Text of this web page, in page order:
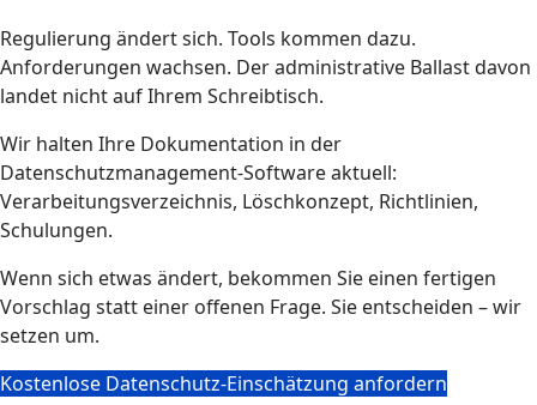
Regulierung ändert sich. Tools kommen dazu.
Anforderungen wachsen. Der administrative Ballast davon
landet nicht auf Ihrem Schreibtisch.
Wir halten Ihre Dokumentation in der
Datenschutzmanagement-Software aktuell:
Verarbeitungsverzeichnis, Löschkonzept, Richtlinien,
Schulungen.
Wenn sich etwas ändert, bekommen Sie einen fertigen
Vorschlag statt einer offenen Frage. Sie entscheiden – wir
setzen um.
Kostenlose Datenschutz-Einschätzung anfordern